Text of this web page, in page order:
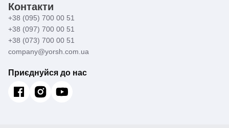
Контакти
+38 (095) 700 00 51
+38 (097) 700 00 51
+38 (073) 700 00 51
company@yorsh.com.ua
Приєднуйся до нас